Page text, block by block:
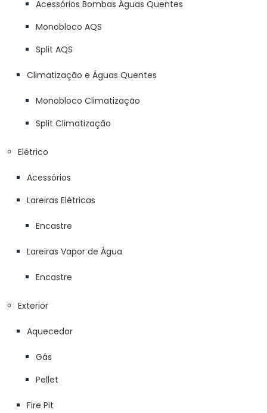
Acessórios Bombas Águas Quentes
Monobloco AQS
Split AQS
Climatização e Águas Quentes
Monobloco Climatização
Split Climatização
Elétrico
Acessórios
Lareiras Elétricas
Encastre
Lareiras Vapor de Água
Encastre
Exterior
Aquecedor
Gás
Pellet
Fire Pit